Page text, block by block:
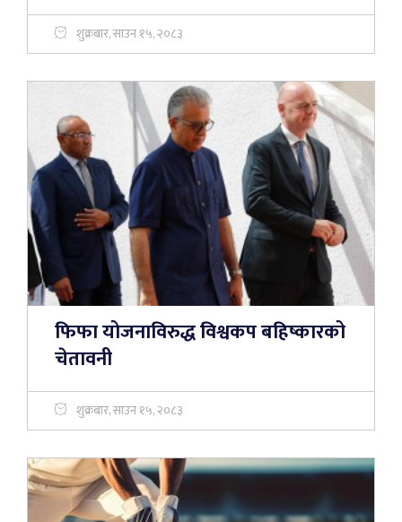
शुक्रबार, साउन १५, २०८३
फिफा योजनाविरुद्ध विश्वकप बहिष्कारको
चेतावनी
शुक्रबार, साउन १५, २०८३